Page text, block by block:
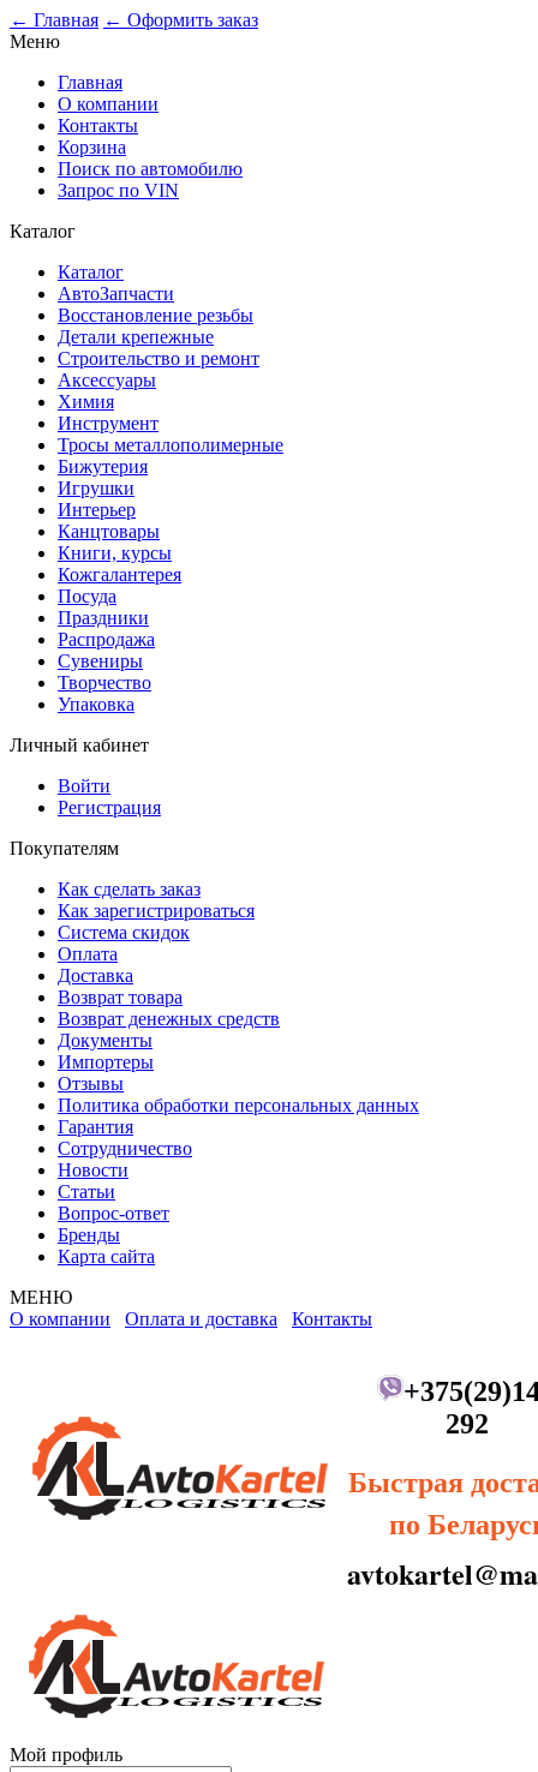
← Главная ← Оформить заказ
Меню
Главная
О компании
Контакты
Корзина
Поиск по автомобилю
Запрос по VIN
Каталог
Каталог
АвтоЗапчасти
Восстановление резьбы
Детали крепежные
Строительство и ремонт
Аксессуары
Химия
Инструмент
Тросы металлополимерные
Бижутерия
Игрушки
Интерьер
Канцтовары
Книги, курсы
Кожгалантерея
Посуда
Праздники
Распродажа
Сувениры
Творчество
Упаковка
Личный кабинет
Войти
Регистрация
Покупателям
Как сделать заказ
Как зарегистрироваться
Система скидок
Оплата
Доставка
Возврат товара
Возврат денежных средств
Документы
Импортеры
Отзывы
Политика обработки персональных данных
Гарантия
Сотрудничество
Новости
Статьи
Вопрос-ответ
Бренды
Карта сайта
МЕНЮ
О компании Оплата и доставка Контакты
292
Быстрая
по
Мой профиль